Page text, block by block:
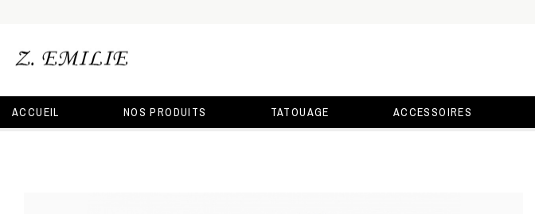
ACCUEIL NOS PRODUITS TATOUAGE ACCESSOIRES